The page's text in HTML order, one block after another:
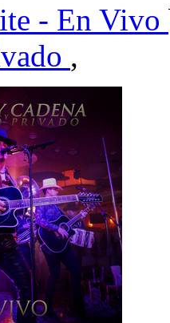
- En Vivo
,